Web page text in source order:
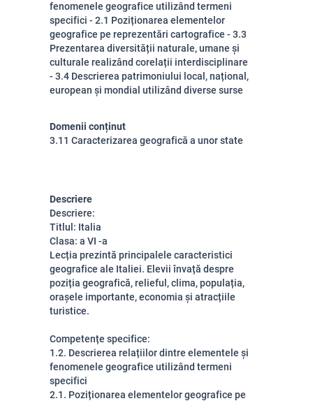
fenomenele geografice utilizând termeni
specifici - 2.1 Poziționarea elementelor
geografice pe reprezentări cartografice - 3.3
Prezentarea diversității naturale, umane și
culturale realizând corelații interdisciplinare
- 3.4 Descrierea patrimoniului local, național,
european și mondial utilizând diverse surse
Domenii conținut
3.11 Caracterizarea geografică a unor state
Descriere
Descriere:
Titlul: Italia
Clasa: a VI -a
Lecția prezintă principalele caracteristici
geografice ale Italiei. Elevii învață despre
poziția geografică, relieful, clima, populația,
orașele importante, economia și atracțiile
turistice.
Competențe specifice:
1.2. Descrierea relațiilor dintre elementele și
fenomenele geografice utilizând termeni
specifici
2.1. Poziționarea elementelor geografice pe